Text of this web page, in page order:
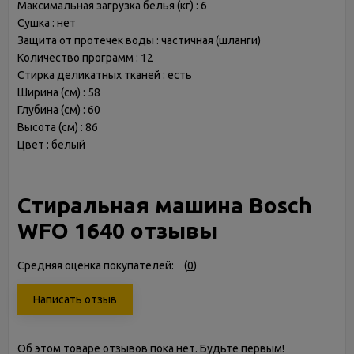
Максимальная загрузка белья (кг) : 6
Сушка : нет
Защита от протечек воды : частичная (шланги)
Количество программ : 12
Стирка деликатных тканей : есть
Ширина (см) : 58
Глубина (см) : 60
Высота (см) : 86
Цвет : белый
Стиральная машина Bosch
WFO 1640 отзывы
Средняя оценка покупателей: (0)
Написать отзыв
Об этом товаре отзывов пока нет. Будьте первым!